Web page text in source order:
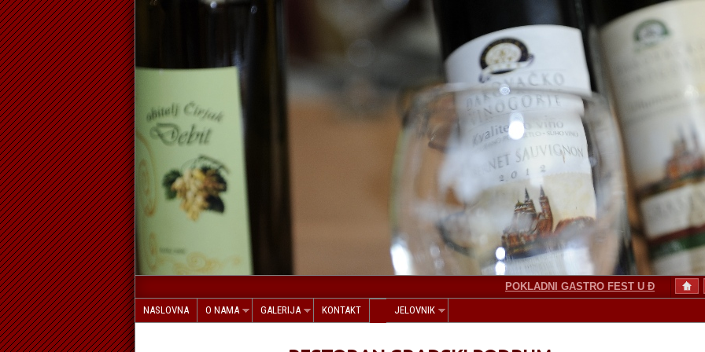
POKLADNI GASTRO FEST U ĐAKOVU
NASLOVNA
O NAMA GALERIJA KONTAKT JELOVNIK